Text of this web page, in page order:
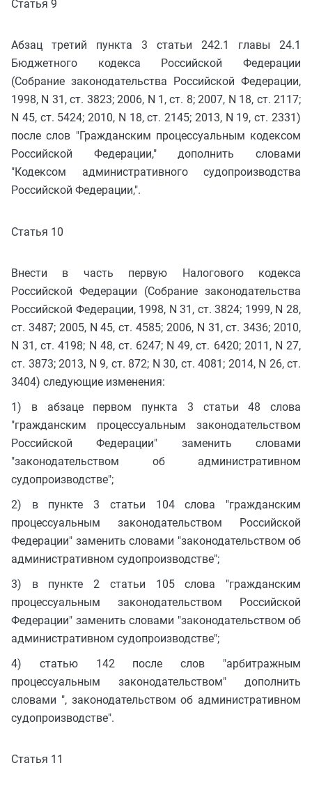
Статья 9
Абзац третий пункта 3 статьи 242.1 главы 24.1
Бюджетного кодекса Российской Федерации
(Собрание законодательства Российской Федерации,
1998, N 31, ст. 3823; 2006, N 1, ст. 8; 2007, N 18, ст. 2117;
N 45, ст. 5424; 2010, N 18, ст. 2145; 2013, N 19, ст. 2331)
после слов "Гражданским процессуальным кодексом
Российской Федерации," дополнить словами
"Кодексом административного судопроизводства
Российской Федерации,".
Статья 10
Внести в часть первую Налогового кодекса
Российской Федерации (Собрание законодательства
Российской Федерации, 1998, N 31, ст. 3824; 1999, N 28,
ст. 3487; 2005, N 45, ст. 4585; 2006, N 31, ст. 3436; 2010,
N 31, ст. 4198; N 48, ст. 6247; N 49, ст. 6420; 2011, N 27,
ст. 3873; 2013, N 9, ст. 872; N 30, ст. 4081; 2014, N 26, ст.
3404) следующие изменения:
1) в абзаце первом пункта 3 статьи 48 слова
"гражданским процессуальным законодательством
Российской Федерации" заменить словами
"законодательством об административном
судопроизводстве";
2) в пункте 3 статьи 104 слова "гражданским
процессуальным законодательством Российской
Федерации" заменить словами "законодательством об
административном судопроизводстве";
3) в пункте 2 статьи 105 слова "гражданским
процессуальным законодательством Российской
Федерации" заменить словами "законодательством об
административном судопроизводстве";
4) статью 142 после слов "арбитражным
процессуальным законодательством" дополнить
словами ", законодательством об административном
судопроизводстве".
Статья 11